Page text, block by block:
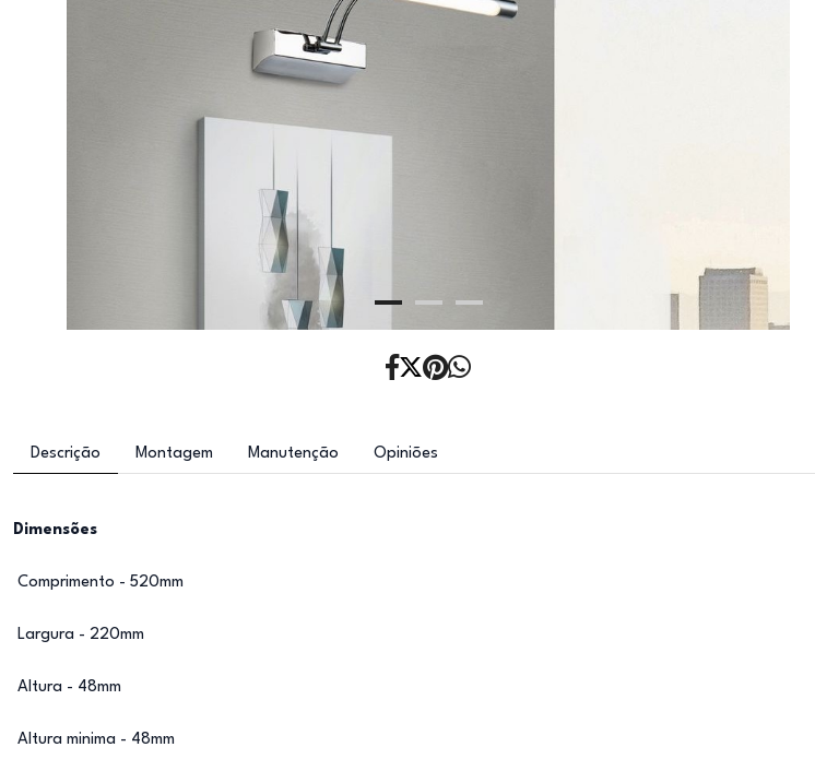
Descrição Montagem Manutenção Opiniões
Dimensões
Comprimento - 520mm
Largura - 220mm
Altura - 48mm
Altura minima - 48mm